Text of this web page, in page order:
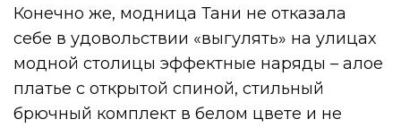
Конечно же, модница Тани не отказала
себе в удовольствии «выгулять» на улицах
модной столицы эффектные наряды – алое
платье с открытой спиной, стильный
брючный комплект в белом цвете и не